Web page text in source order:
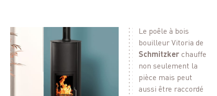
Le poêle à bois
bouilleur Vitoria de
Schmitzkerchauffe
non seulement la
pièce mais peut
aussi être raccordé